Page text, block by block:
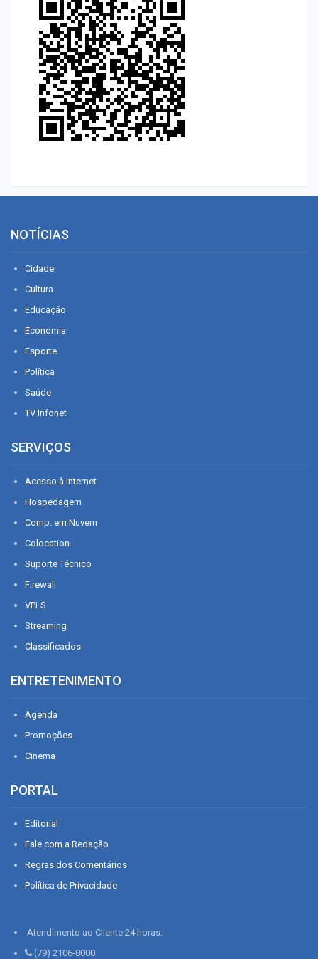
NOTÍCIAS
Cidade
Cultura
Educação
Economia
Esporte
Política
Saúde
TV Infonet
SERVIÇOS
Acesso à Internet
Hospedagem
Comp. em Nuvem
Colocation
Suporte Técnico
Firewall
VPLS
Streaming
Classificados
ENTRETENIMENTO
Agenda
Promoções
Cinema
PORTAL
Editorial
Fale com a Redação
Regras dos Comentários
Política de Privacidade
Atendimento ao Cliente 24 horas:
(79) 2106-8000